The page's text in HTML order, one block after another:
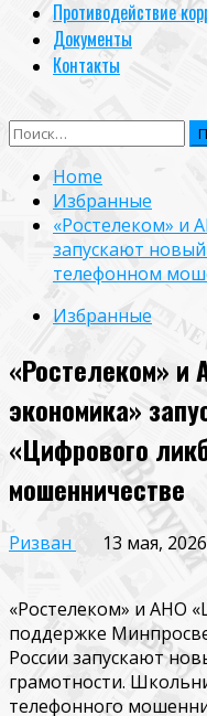
Противодействие
Документы
Контакты
Найти:
Home
Избранные
«Ростелеком» и
запускают
телефонном
Избранные
«Ростелеком»
экономика»
«Цифрового
мошенничестве
Ризван 13 мая, 2026
«Ростелеком» и АНО
поддержке
России запускают
грамотности.
телефонного